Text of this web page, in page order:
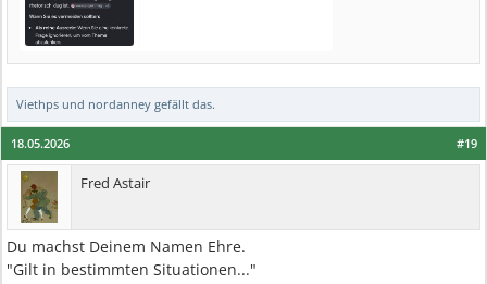
Viethps und nordanney gefällt das.
#19
18.05.2026
Fred Astair
Du machst Deinem Namen Ehre.
"Gilt in bestimmten Situationen..."